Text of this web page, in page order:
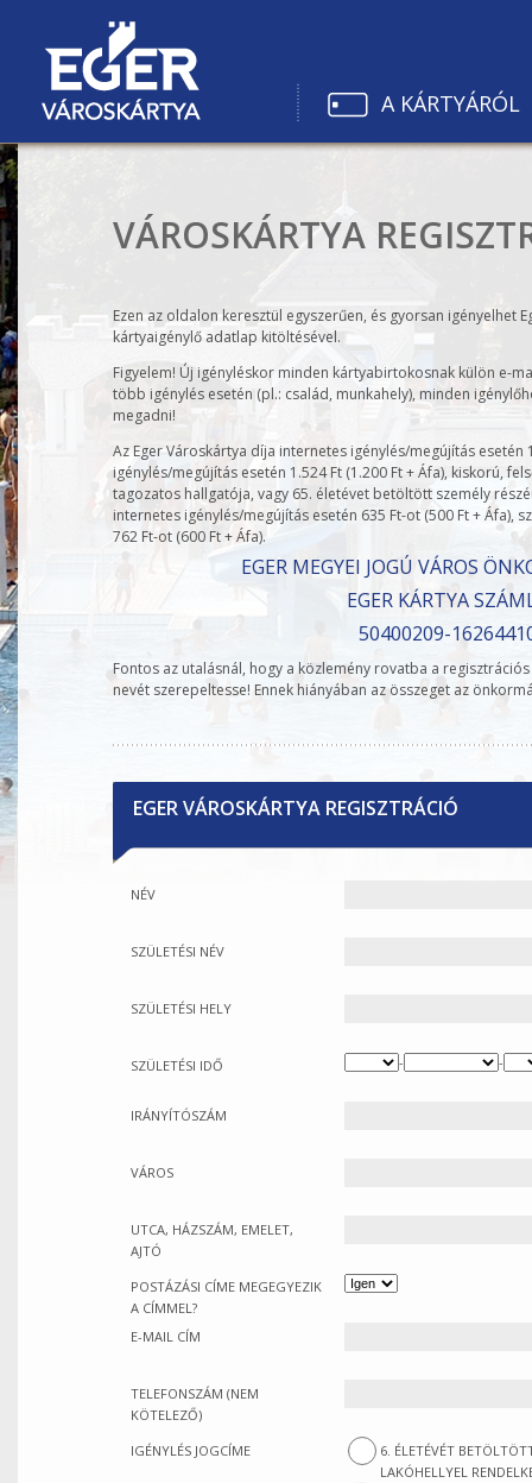
A KÁRTYÁRÓL
VÁROSKÁRTYA
Ezen az oldalon keresztül egyszerűen, és gyorsan igényelhet
kártyaigénylő adatlap kitöltésével.
Figyelem! Új igényléskor minden kártyabirtokosnak külön e-
több igénylés esetén (pl.: család, munkahely), minden
megadni!
Az Eger Városkártya díja internetes igénylés/megújítás esetén
igénylés/megújítás esetén 1.524 Ft (1.200 Ft + Áfa), kiskorú,
tagozatos hallgatója, vagy 65. életévet betöltött személy
internetes igénylés/megújítás esetén 635 Ft-ot (500 Ft + Áfa),
762 Ft-ot (600 Ft + Áfa).
EGER MEGYEI JOGÚ VÁROS
EGER KÁRTYA
50400209-
Fontos az utalásnál, hogy a közlemény rovatba a
nevét szerepeltesse! Ennek hiányában az összeget az
EGER VÁROSKÁRTYA REGISZTRÁCIÓ
NÉV
SZÜLETÉSI NÉV
SZÜLETÉSI HELY
SZÜLETÉSI IDŐ - -
IRÁNYÍTÓSZÁM
VÁROS
UTCA, HÁZSZÁM, EMELET,
AJTÓ
POSTÁZÁSI CÍME MEGEGYEZIK
A CÍMMEL?
E-MAIL CÍM
TELEFONSZÁM (NEM
KÖTELEZŐ)
IGÉNYLÉS JOGCÍME
6. ÉLETÉVÉT
LAKÓHELLYEL